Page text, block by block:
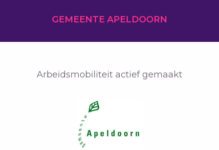
GEMEENTE APELDOORN
Arbeidsmobiliteit actief gemaakt